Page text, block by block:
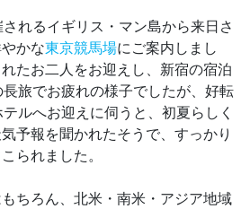
れるイギリス・マン島から来日さ
かな東京競馬場にご案内しまし
たお二人をお迎えし、新宿の宿泊
旅でお疲れの様子でしたが、好転
ルへお迎えに伺うと、初夏らしく
予報を聞かれたそうで、すっかり
られました。
ちろん、北米・南米・アジア地域